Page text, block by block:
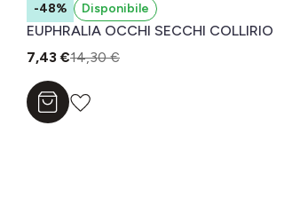
-48% Disponibile
EUPHRALIA OCCHI SECCHI COLLIRIO
7,43 €14,30 €
Aggiungi al carrello